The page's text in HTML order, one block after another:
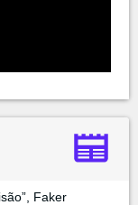
Faker